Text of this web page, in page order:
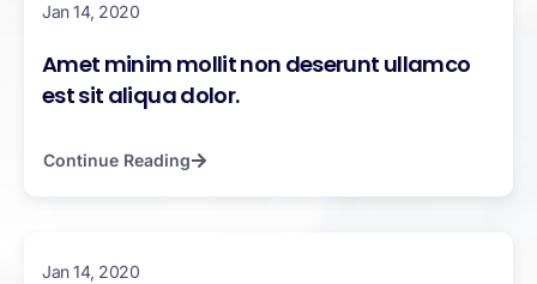
Jan 14, 2020
Amet minim mollit non deserunt ullamco
est sit aliqua dolor.
Continue Reading
Jan 14, 2020